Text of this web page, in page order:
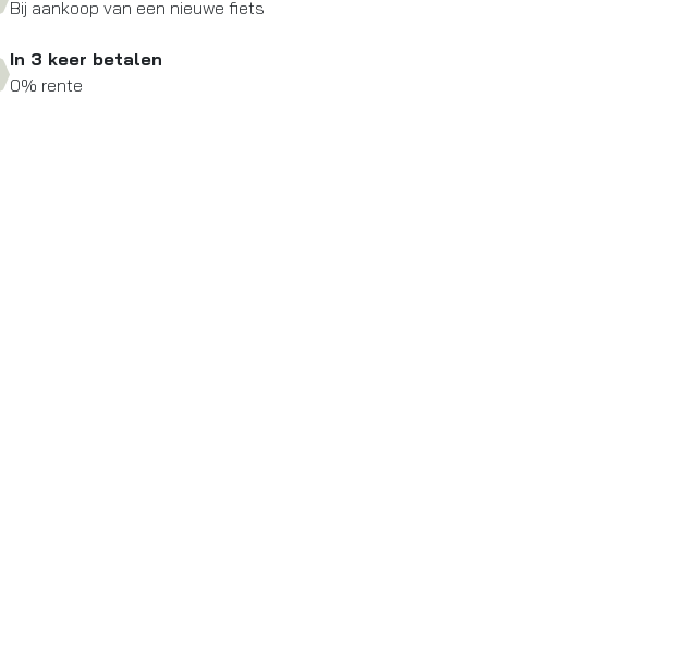
Bij aankoop van een nieuwe fiets
In 3 keer betalen
0% rente